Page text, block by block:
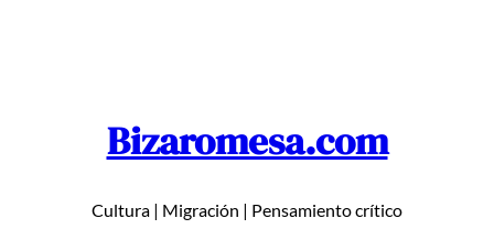
Bizaromesa.com
Cultura | Migración | Pensamiento crítico